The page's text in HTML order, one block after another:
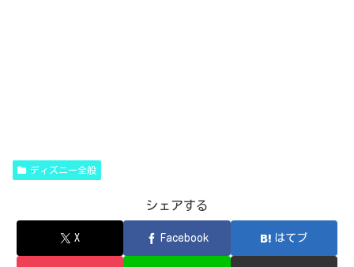
ディズニー全般
シェアする
X Facebook はてブ